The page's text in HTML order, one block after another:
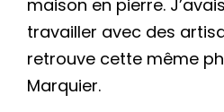
maison en pierre.
travailler avec des
retrouve cette même
Marquier.